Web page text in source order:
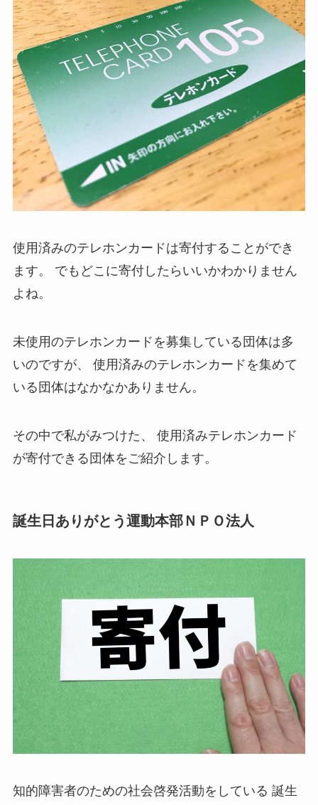
使用済みのテレホンカードは寄付することができ
ます。
でもどこに寄付したらいいかわかりません
よね。
未使用のテレホンカードを募集している団体は多
いのですが、
使用済みのテレホンカードを集めて
いる団体はなかなかありません。
その中で私がみつけた、
使用済みテレホンカード
が寄付できる団体をご紹介します。
誕生日ありがとう運動本部ＮＰＯ法人
知的障害者のための社会啓発活動をしている 誕生